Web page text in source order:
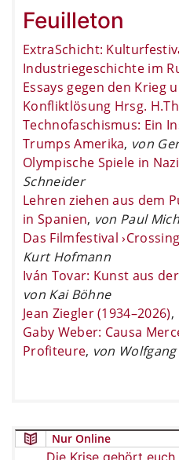
Feuilleton
ExtraSchicht:
Industriegeschichte im
Essays gegen den Krieg
Konfliktlösung Hrsg.
Technofaschismus: Ein
Trumps Amerika, von
Olympische Spiele in
Schneider
Lehren ziehen aus dem
in Spanien, von Paul
Das Filmfestival
Kurt Hofmann
Iván Tovar: Kunst aus
von Kai Böhne
Jean Ziegler (1934–2026),
Gaby Weber: Causa
Profiteure, von
Nur Online
Die Krise gehört